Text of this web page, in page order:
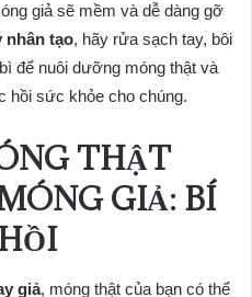
giả sẽ mềm và dễ dàng gỡ
nhân tạo, hãy rửa sạch tay, bôi
để nuôi dưỡng móng thật và
hồi sức khỏe cho chúng.
THẬT
GIẢ: BÍ
giả, móng thật của bạn có thể